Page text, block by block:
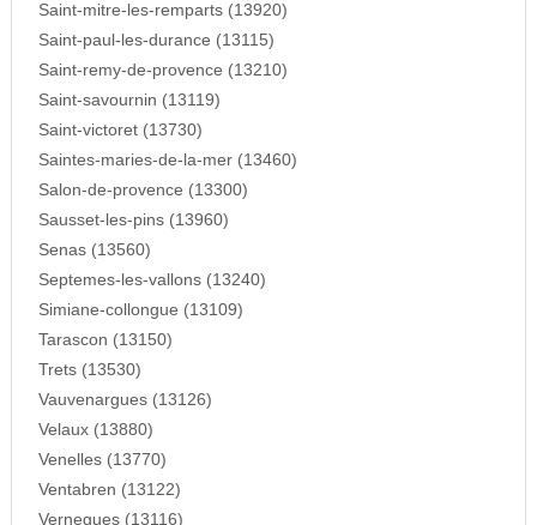
Saint-mitre-les-remparts (13920)
Saint-paul-les-durance (13115)
Saint-remy-de-provence (13210)
Saint-savournin (13119)
Saint-victoret (13730)
Saintes-maries-de-la-mer (13460)
Salon-de-provence (13300)
Sausset-les-pins (13960)
Senas (13560)
Septemes-les-vallons (13240)
Simiane-collongue (13109)
Tarascon (13150)
Trets (13530)
Vauvenargues (13126)
Velaux (13880)
Venelles (13770)
Ventabren (13122)
Vernegues (13116)